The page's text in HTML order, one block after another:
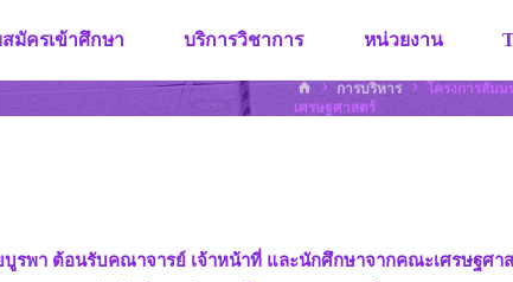
สมัครเข้าศึกษา บริการวิชาการ หน่วยงาน
HOMEการบริหาร
โครงการสัม
เศรษฐศาสตร์
พา ต้อนรับคณาจารย์ เจ้าหน้าที่ และนักศึกษาจากคณะเศรษฐศ